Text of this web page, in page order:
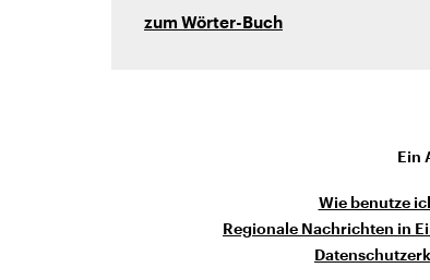
zum Wörter-Buch
Ein
Wie benutze
Regionale Nachrichten in